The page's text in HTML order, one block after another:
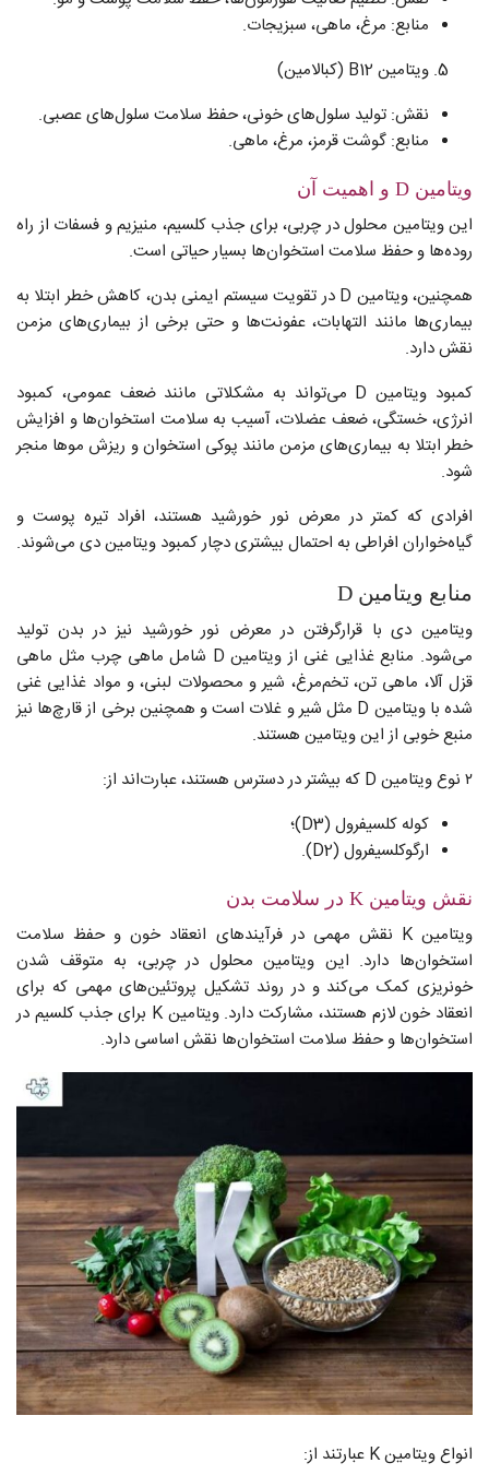
منابع: مرغ، ماهی، سبزیجات.
ویتامین B12 (کبالامین)
نقش: تولید سلول‌های خونی، حفظ سلامت سلول‌های عصبی.
منابع: گوشت قرمز، مرغ، ماهی.
ویتامین D و اهمیت آن
این ویتامین محلول در چربی، برای جذب کلسیم، منیزیم و فسفات از راه
روده‌ها و حفظ سلامت استخوان‌ها بسیار حیاتی است.
همچنین، ویتامین D در تقویت سیستم ایمنی بدن، کاهش خطر ابتلا به
بیماری‌ها مانند التهابات، عفونت‌ها و حتی برخی از بیماری‌های مزمن
نقش دارد.
کمبود ویتامین D می‌تواند به مشکلاتی مانند ضعف عمومی، کمبود
انرژی، خستگی، ضعف عضلات، آسیب به سلامت استخوان‌ها و افزایش
خطر ابتلا به بیماری‌های مزمن مانند پوکی استخوان و ریزش موها منجر
شود.
افرادی که کمتر در معرض نور خورشید هستند، افراد تیره پوست و
گیاه‌خواران افراطی به احتمال بیشتری دچار کمبود ویتامین دی می‌شوند.
منابع ویتامین D
ویتامین دی با قرارگرفتن در معرض نور خورشید نیز در بدن تولید
می‌شود. منابع غذایی غنی از ویتامین D شامل ماهی چرب مثل ماهی
قزل آلا، ماهی تن، تخم‌مرغ، شیر و محصولات لبنی، و مواد غذایی غنی
شده با ویتامین D مثل شیر و غلات است و همچنین برخی از قارچ‌ها نیز
منبع خوبی از این ویتامین هستند.
۲ نوع ویتامین D که بیشتر در دسترس هستند، عبارت‌اند از:
کوله کلسیفرول (D3)؛
ارگوکلسیفرول (D2).
نقش ویتامین K در سلامت بدن
ویتامین K نقش مهمی در فرآیندهای انعقاد خون و حفظ سلامت
استخوان‌ها دارد. این ویتامین محلول در چربی، به متوقف شدن
خونریزی‌ کمک می‌کند و در روند تشکیل پروتئین‌های مهمی که برای
انعقاد خون لازم هستند، مشارکت دارد. ویتامین K برای جذب کلسیم در
استخوان‌ها و حفظ سلامت استخوان‌ها نقش اساسی دارد.
انواع ویتامین K عبارتند از: